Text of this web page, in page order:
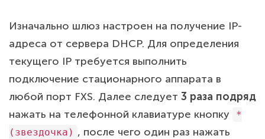
Изначально шлюз настроен на получение IP-
адреса от сервера DHCP. Для определения
текущего IP требуется выполнить
подключение стационарного аппарата в
любой порт FXS. Далее следует 3 раза подряд
нажать на телефонной клавиатуре кнопку
*
(звездочка) , после чего один раз нажать